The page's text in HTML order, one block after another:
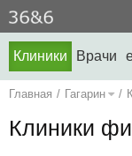
Клиники Врачи
Главная / Гагарин /
Клиники